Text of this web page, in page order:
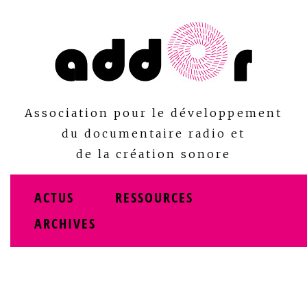
Association pour le développement
du documentaire radio et
de la création sonore
ACTUS
RESSOURCES
ARCHIVES